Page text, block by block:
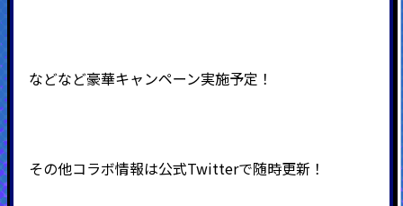
などなど豪華キャンペーン実施予定！
その他コラボ情報は公式Twitterで随時更新！